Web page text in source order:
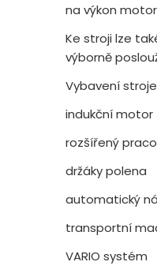
na výkon
Ke stroji lze
výborně
Vybavení stroje
indukční motor
rozšířený
držáky polena
automatický
transportní
VARIO systém